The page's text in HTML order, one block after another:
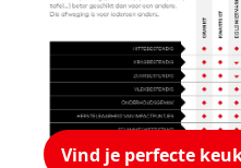
Vind je perfecte